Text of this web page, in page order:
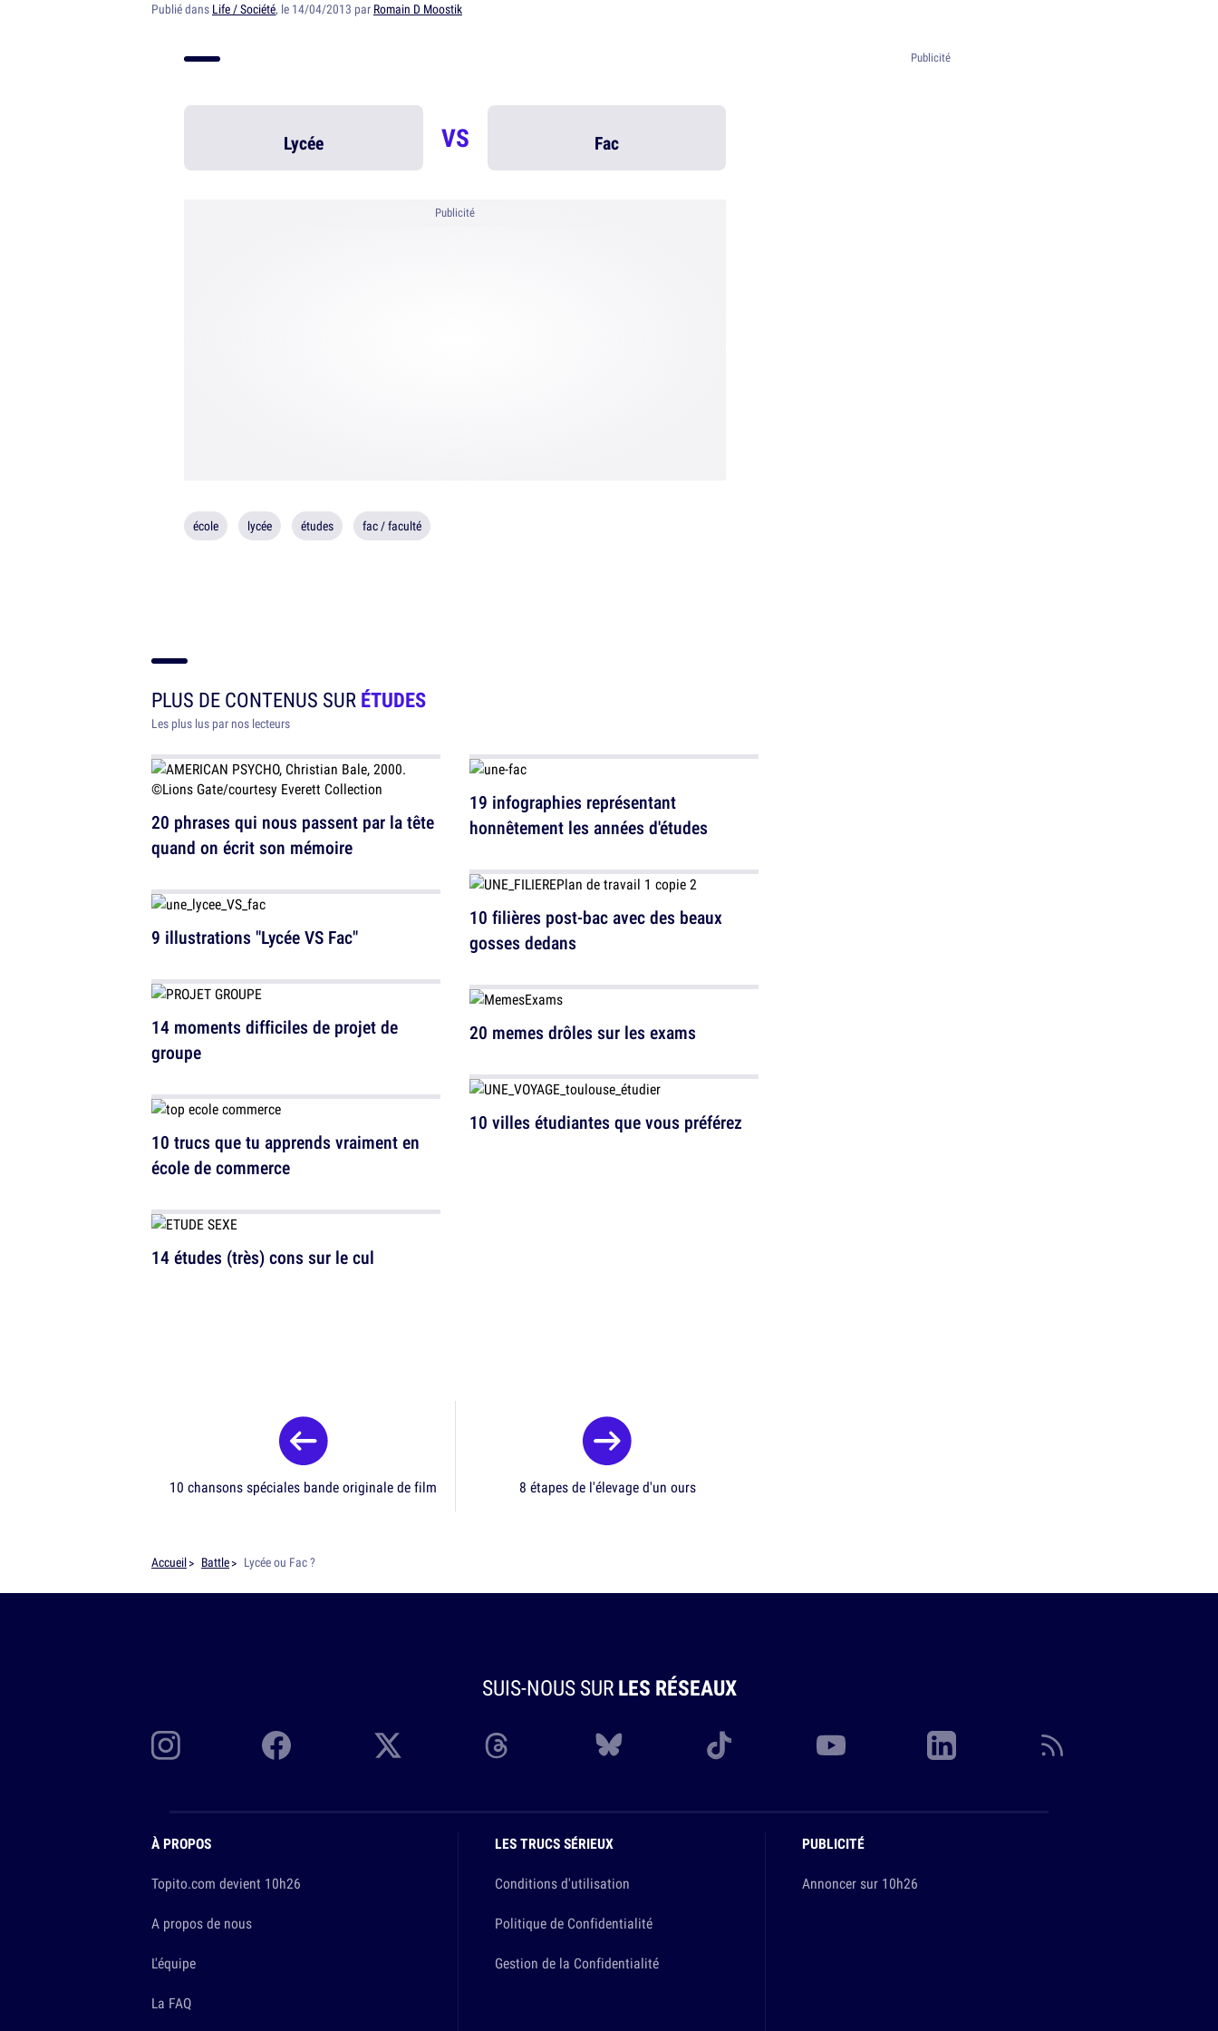
Publié dans Life / Société, le 14/04/2013 par Romain D Moostik
Lycée VS Fac
Publicité
école lycée études fac / faculté
PLUS DE CONTENUS SURÉTUDES
Les plus lus par nos lecteurs
20 phrases qui nous passent par la tête
quand on écrit son mémoire
9 illustrations "Lycée VS Fac"
14 moments difficiles de projet de
groupe
10 trucs que tu apprends vraiment en
école de commerce
14 études (très) cons sur le cul
19 infographies représentant
honnêtement les années d'études
10 filières post-bac avec des beaux
gosses dedans
20 memes drôles sur les exams
10 villes étudiantes que vous préférez
10 chansons spéciales bande originale de film 8 étapes de l'élevage d'un ours
Accueil Battle Lycée ou Fac ?
SUIS-NOUS SURLES RÉSEAUX
À PROPOS
Topito.com devient 10h26
A propos de nous
L'équipe
La FAQ
LES TRUCS SÉRIEUX
Conditions d'utilisation
Politique de Confidentialité
Gestion de la Confidentialité
PUBLICITÉ
Annoncer sur 10h26